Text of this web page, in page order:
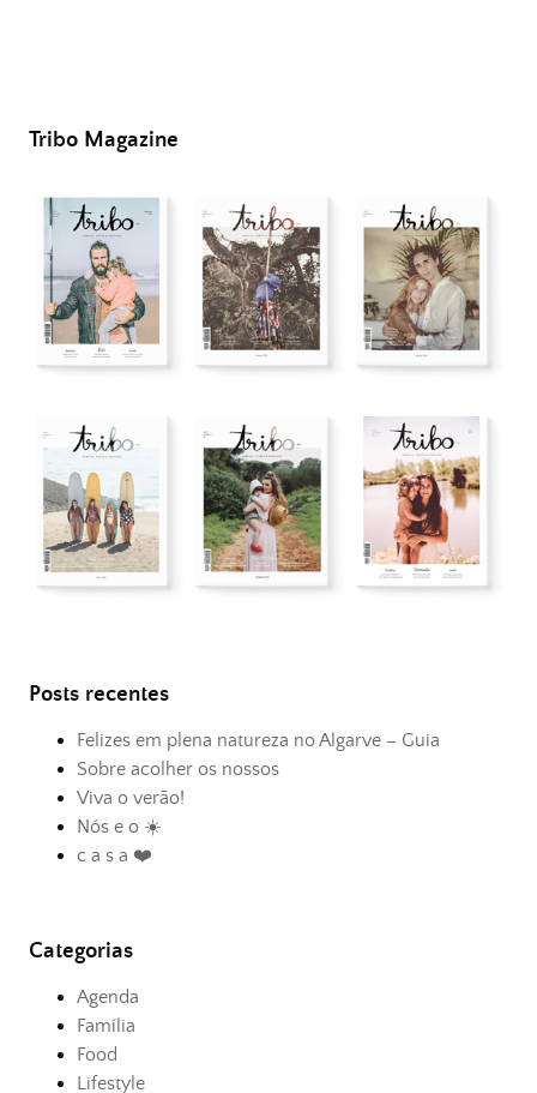
Tribo Magazine
Posts recentes
Felizes em plena natureza no Algarve – Guia
Sobre acolher os nossos
Viva o verão!
Nós e o ☀️
c a s a ❤️
Categorias
Agenda
Família
Food
Lifestyle